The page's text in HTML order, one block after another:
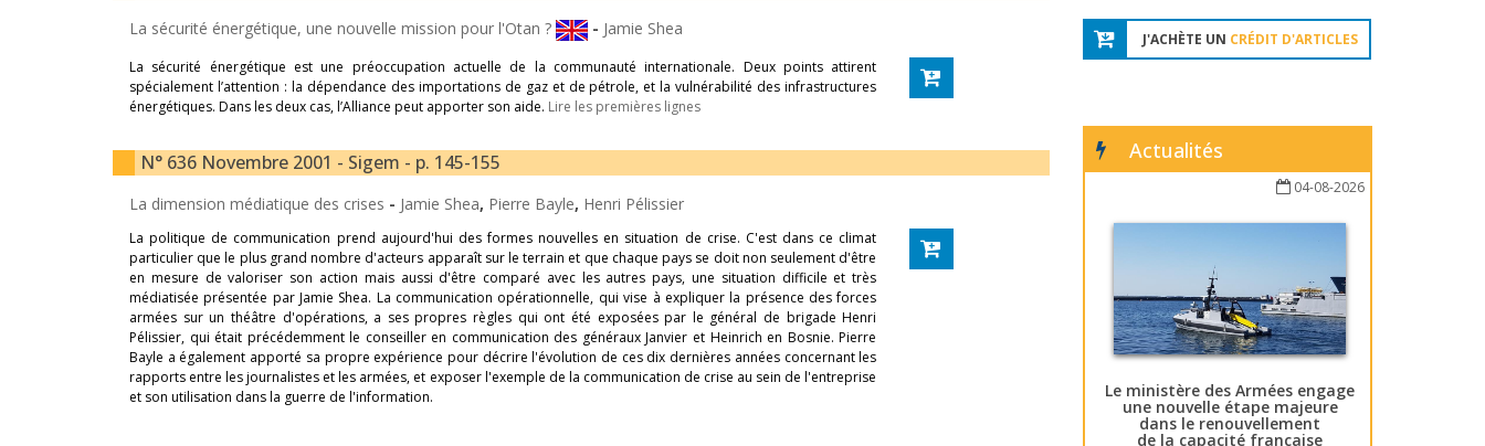
La sécurité énergétique, une nouvelle mission pour l'Otan ? - Jamie Shea
La sécurité énergétique est une préoccupation actuelle de la communauté internationale. Deux points attirent
spécialement l’attention : la dépendance des importations de gaz et de pétrole, et la vulnérabilité des infrastructures
énergétiques. Dans les deux cas, l’Alliance peut apporter son aide. Lire les premières lignes
N° 636 Novembre 2001 - Sigem - p. 145-155
La dimension médiatique des crises - Jamie Shea, Pierre Bayle, Henri Pélissier
La politique de communication prend aujourd'hui des formes nouvelles en situation de crise. C'est dans ce climat
particulier que le plus grand nombre d'acteurs apparaît sur le terrain et que chaque pays se doit non seulement d'être
en mesure de valoriser son action mais aussi d'être comparé avec les autres pays, une situation difficile et très
médiatisée présentée par Jamie Shea. La communication opérationnelle, qui vise à expliquer la présence des forces
armées sur un théâtre d'opérations, a ses propres règles qui ont été exposées par le général de brigade Henri
Pélissier, qui était précédemment le conseiller en communication des généraux Janvier et Heinrich en Bosnie. Pierre
Bayle a également apporté sa propre expérience pour décrire l'évolution de ces dix dernières années concernant les
rapports entre les journalistes et les armées, et exposer l'exemple de la communication de crise au sein de l'entreprise
et son utilisation dans la guerre de l'information.
J'ACHÈTE UN CRÉDIT D'ARTICLES
Actualités
04-08-2026
Le ministère des Armées engage
une nouvelle étape majeure
dans le renouvellement
de la capacité française